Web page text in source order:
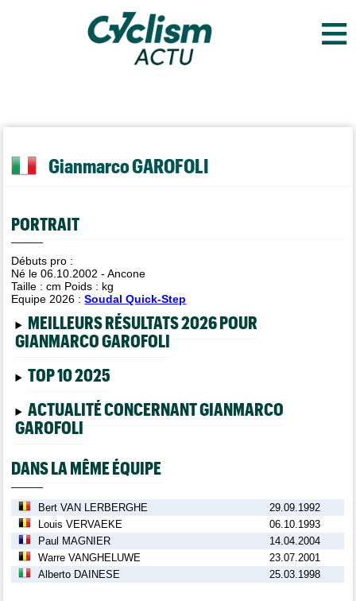
≡
Gianmarco GAROFOLI
PORTRAIT
Débuts pro :
Né le 06.10.2002 - Ancone
Taille :cm Poids : kg
Equipe 2026 :Soudal Quick-Step
MEILLEURS RÉSULTATS 2026 POUR
GIANMARCO GAROFOLI
TOP 10 2025
ACTUALITÉ CONCERNANT GIANMARCO
GAROFOLI
DANS LA MÊME ÉQUIPE
Bert VAN LERBERGHE
29.09.1992
Louis VERVAEKE
06.10.1993
Paul MAGNIER
14.04.2004
Warre VANGHELUWE
23.07.2001
Alberto DAINESE
25.03.1998